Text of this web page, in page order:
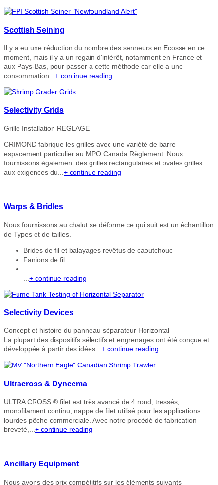
Scottish Seining
Il y a eu une réduction du nombre des senneurs en Ecosse en ce
moment, mais il y a un regain d'intérêt, notamment en France et
aux Pays-Bas, pour passer à cette méthode car elle a une
consommation... + continue reading
Selectivity Grids
Grille Installation REGLAGE
CRIMOND fabrique les grilles avec une variété de barre
espacement particulier au MPO Canada Règlement. Nous
fournissons également des grilles rectangulaires et ovales grilles
aux exigences du... + continue reading
Warps & Bridles
Nous fournissons au chalut se déforme ce qui suit est un échantillon
de Types et de tailles.
Brides de fil et balayages revêtus de caoutchouc
Fanions de fil
+ continue reading
Selectivity Devices
Concept et histoire du panneau séparateur Horizontal
La plupart des dispositifs sélectifs et engrenages ont été conçue et
développée à partir des idées...+ continue reading
Ultracross & Dyneema
ULTRA CROSS ® filet est très avancé de 4 rond, tressés,
monofilament continu, nappe de filet utilisé pour les applications
lourdes pêche commerciale. Avec notre procédé de fabrication
breveté,... + continue reading
Ancillary Equipment
Nous avons des prix compétitifs sur les éléments suivants